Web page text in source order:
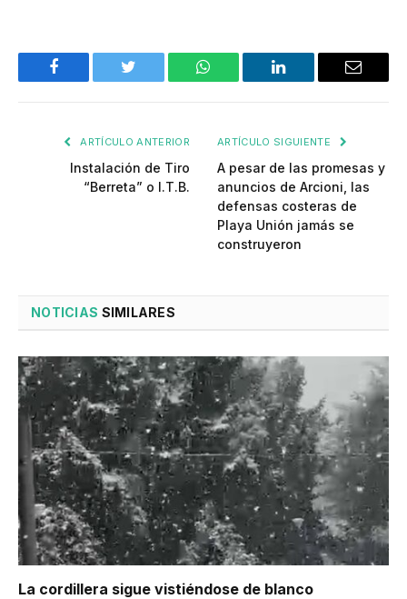
Facebook Twitter WhatsApp LinkedIn Email
ARTÍCULO ANTERIOR
Instalación de Tiro
“Berreta” o I.T.B.
ARTÍCULO SIGUIENTE
A pesar de las promesas y
anuncios de Arcioni, las
defensas costeras de
Playa Unión jamás se
construyeron
NOTICIAS SIMILARES
La cordillera sigue vistiéndose de blanco